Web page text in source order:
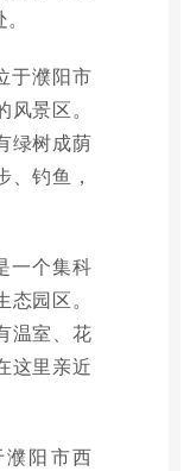
于濮阳市
景区。
绿树成荫
、钓鱼，
一个集科
园区。
温室、花
这里亲近
阳市西